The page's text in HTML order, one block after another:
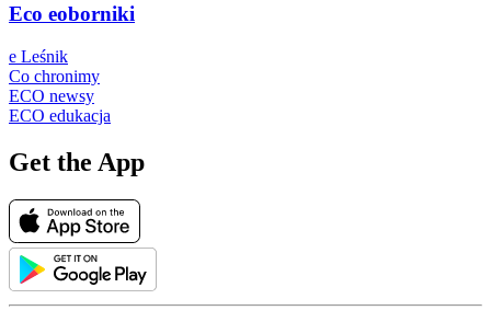
Eco eoborniki
e Leśnik
Co chronimy
ECO newsy
ECO edukacja
Get the App